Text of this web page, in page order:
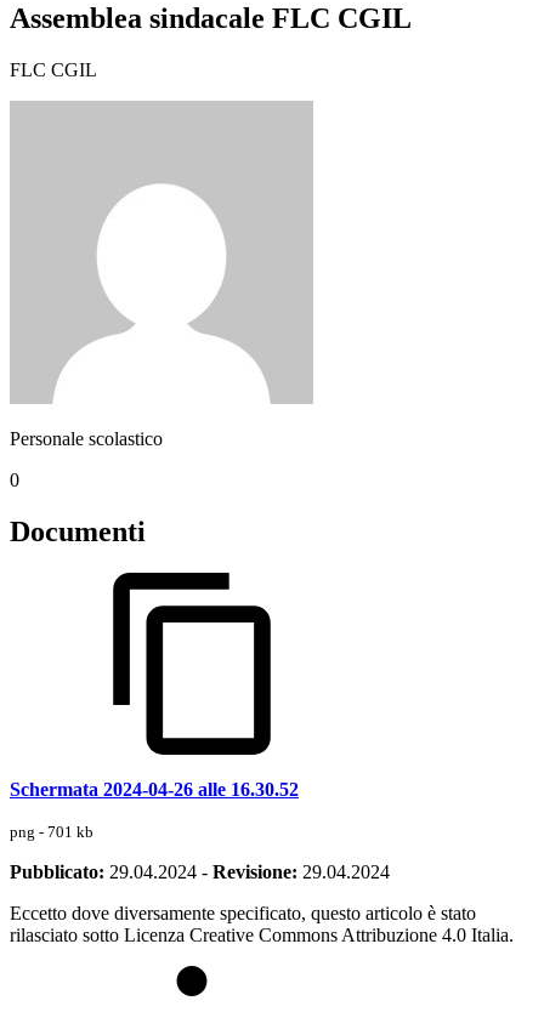
Assemblea sindacale FLC CGIL
FLC CGIL
Personale scolastico
0
Documenti
Schermata 2024-04-26 alle 16.30.52
png - 701 kb
Pubblicato: 29.04.2024 - Revisione: 29.04.2024
Eccetto dove diversamente specificato, questo articolo è stato
rilasciato sotto Licenza Creative Commons Attribuzione 4.0 Italia.